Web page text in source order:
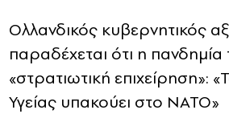
Ολλανδικός κυβερνητικός
παραδέχεται ότι η
«στρατιωτική επιχείρηση»:
Υγείας υπακούει στο ΝΑΤΟ»